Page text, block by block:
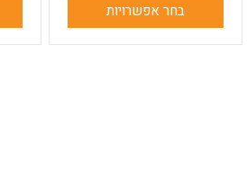
בחר אפשרויות